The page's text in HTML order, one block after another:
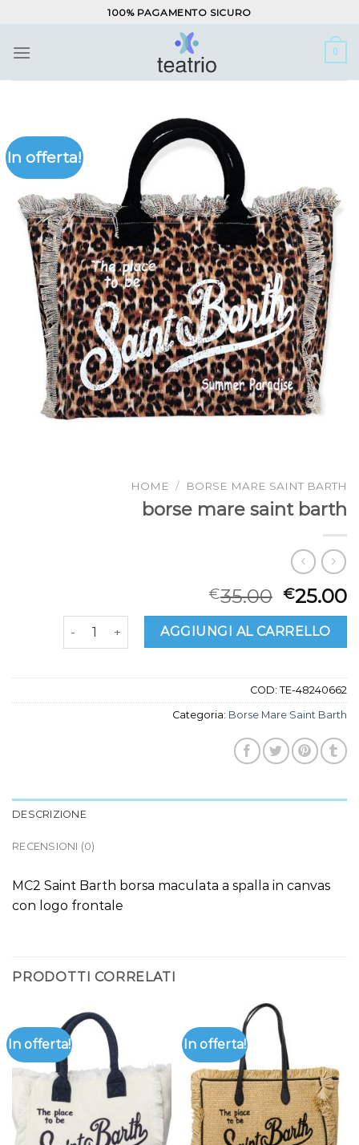
contenuti
100% PAGAMENTO SICURO
0
In offerta!
HOME / BORSE MARE SAINT BARTH
borse mare saint barth
€35.00 €25.00
borse mare saint barth quantità
AGGIUNGI AL CARRELLO
COD: TE-48240662
Categoria: Borse Mare Saint Barth
DESCRIZIONE
RECENSIONI (0)
MC2 Saint Barth borsa maculata a spalla in canvas
con logo frontale
PRODOTTI CORRELATI
In offerta! In offerta!